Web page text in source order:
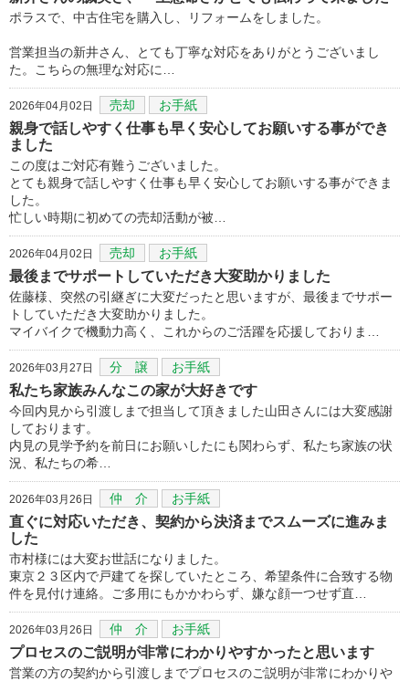
ポラスで、中古住宅を購入し、リフォームをしました。
営業担当の新井さん、とても丁寧な対応をありがとうございまし
た。こちらの無理な対応に…
2026年04月02日 売却 お手紙
親身で話しやすく仕事も早く安心してお願いする事ができ
ました
この度はご対応有難うございました。
とても親身で話しやすく仕事も早く安心してお願いする事ができま
した。
忙しい時期に初めての売却活動が被…
2026年04月02日 売却 お手紙
最後までサポートしていただき大変助かりました
佐藤様、突然の引継ぎに大変だったと思いますが、最後までサポー
トしていただき大変助かりました。
マイバイクで機動力高く、これからのご活躍を応援しておりま…
2026年03月27日 分 譲 お手紙
私たち家族みんなこの家が大好きです
今回内見から引渡しまで担当して頂きました山田さんには大変感謝
しております。
内見の見学予約を前日にお願いしたにも関わらず、私たち家族の状
況、私たちの希…
2026年03月26日 仲 介 お手紙
直ぐに対応いただき、契約から決済までスムーズに進みま
した
市村様には大変お世話になりました。
東京２３区内で戸建てを探していたところ、希望条件に合致する物
件を見付け連絡。ご多用にもかかわらず、嫌な顔一つせず直…
2026年03月26日 仲 介 お手紙
プロセスのご説明が非常にわかりやすかったと思います
営業の方の契約から引渡しまでプロセスのご説明が非常にわかりや